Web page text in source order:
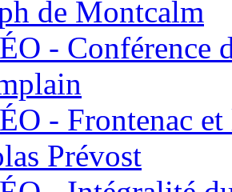
de Montcalm
- Conférence
- Frontenac et
Prévost